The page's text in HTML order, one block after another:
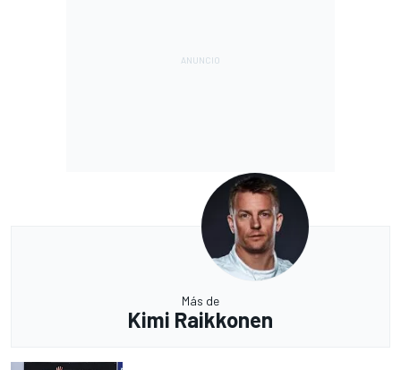
Más de
Kimi Raikkonen